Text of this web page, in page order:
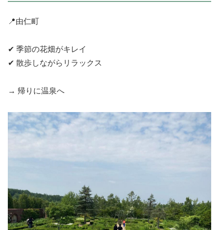
📍由仁町
✔ 季節の花畑がキレイ
✔ 散歩しながらリラックス
→ 帰りに温泉へ